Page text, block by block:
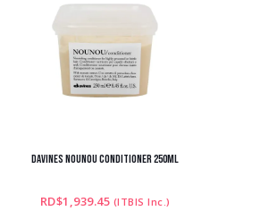
DAVINES NOUNOU CONDITIONER 250ML
RD$1,939.45 (ITBIS Inc.)